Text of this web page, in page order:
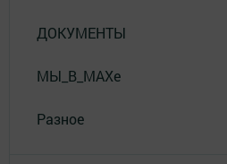
ДОКУМЕНТЫ
МЫ_В_MAXе
Разное